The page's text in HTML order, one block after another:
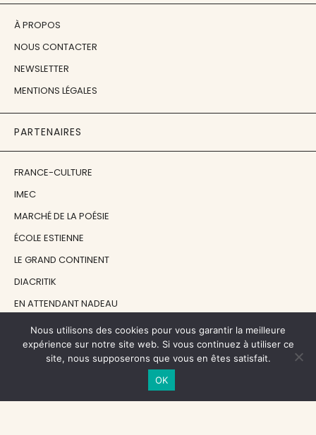
À PROPOS
NOUS CONTACTER
NEWSLETTER
MENTIONS LÉGALES
PARTENAIRES
FRANCE-CULTURE
IMEC
MARCHÉ DE LA POÉSIE
ÉCOLE ESTIENNE
LE GRAND CONTINENT
DIACRITIK
EN ATTENDANT NADEAU
NOS SOUTIENS
Nous utilisons des cookies pour vous garantir la meilleure
expérience sur notre site web. Si vous continuez à utiliser ce
site, nous supposerons que vous en êtes satisfait.
OK